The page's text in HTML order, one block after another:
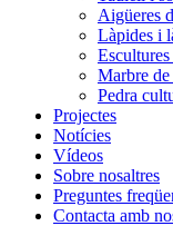
Aigüeres
Làpides i
Marbre
Pedra
Projectes
Notícies
Vídeos
Sobre nosaltres
Preguntes
Contacta amb